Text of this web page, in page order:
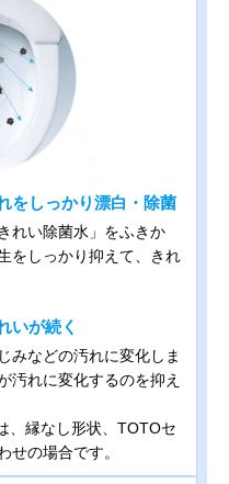
をしっかり漂白・除菌
れい除菌水」をふきか
をしっかり抑えて、きれ
いが続く
みなどの汚れに変化しま
汚れに変化するのを抑え
、縁なし形状、TOTOセ
せの場合です。